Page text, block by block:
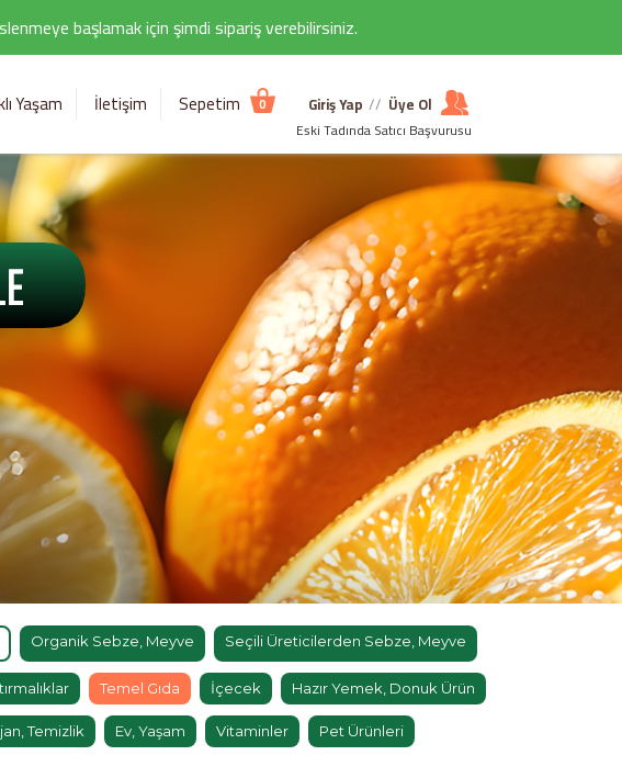
başlamak için şimdi sipariş verebilirsiniz.
Yaşam İletişim Sepetim 0 Giriş Yap // Üye Ol
Eski Tadında Satıcı Başvurusu
Organik Sebze, Meyve Seçili Üreticilerden Sebze, Meyve
Temel Gıda İçecek Hazır Yemek, Donuk Ürün
Temizlik Ev, Yaşam Vitaminler Pet Ürünleri